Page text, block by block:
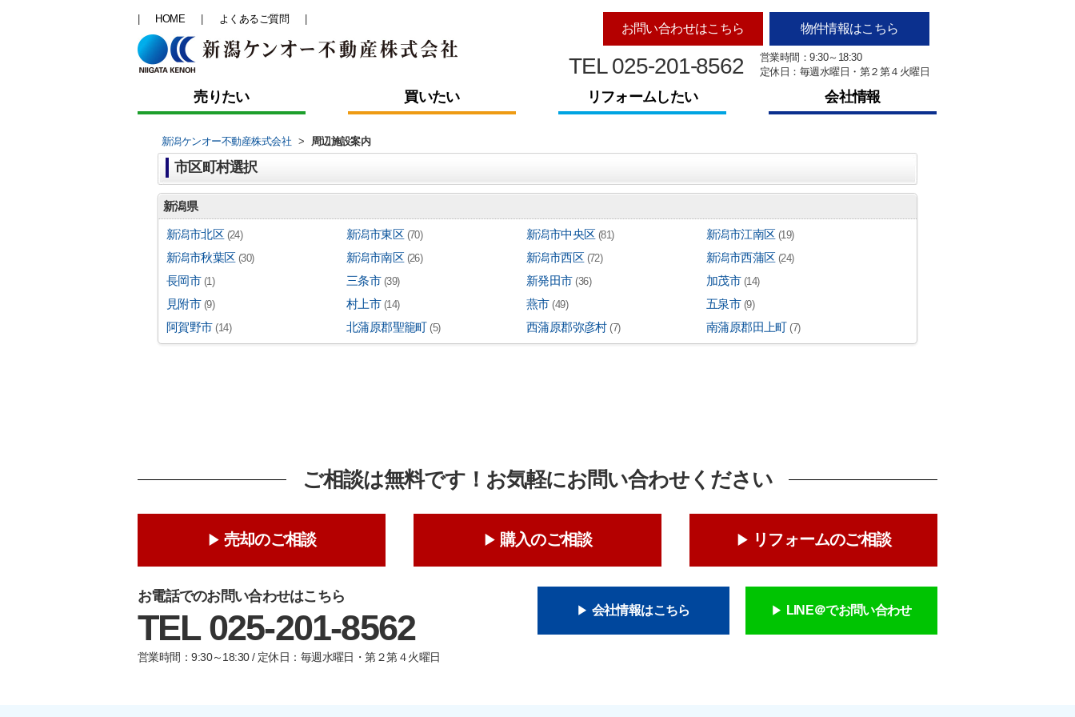
HOME よくあるご質問
お問い合わせはこちら 物件情報はこちら
営業時間：9:30～18:30
定休日：毎週水曜日・第２第４火曜日
TEL 025-201-8562
売りたい 買いたい リフォームしたい 会社情報
新潟ケンオー不動産株式会社 > 周辺施設案内
市区町村選択
新潟県
新潟市北区 (24) 新潟市東区 (70) 新潟市中央区 (81) 新潟市江南区 (19)
新潟市秋葉区 (30) 新潟市南区 (26) 新潟市西区 (72) 新潟市西蒲区 (24)
長岡市 (1) 三条市 (39) 新発田市 (36) 加茂市 (14)
見附市 (9) 村上市 (14) 燕市 (49) 五泉市 (9)
阿賀野市 (14) 北蒲原郡聖籠町 (5) 西蒲原郡弥彦村 (7) 南蒲原郡田上町 (7)
ご相談は無料です！お気軽にお問い合わせください
売却のご相談 購入のご相談 リフォームのご相談
お電話でのお問い合わせはこちら
TEL 025-201-8562
営業時間：9:30～18:30 / 定休日：毎週水曜日・第２第４火曜日
会社情報はこちら LINE＠でお問い合わせ